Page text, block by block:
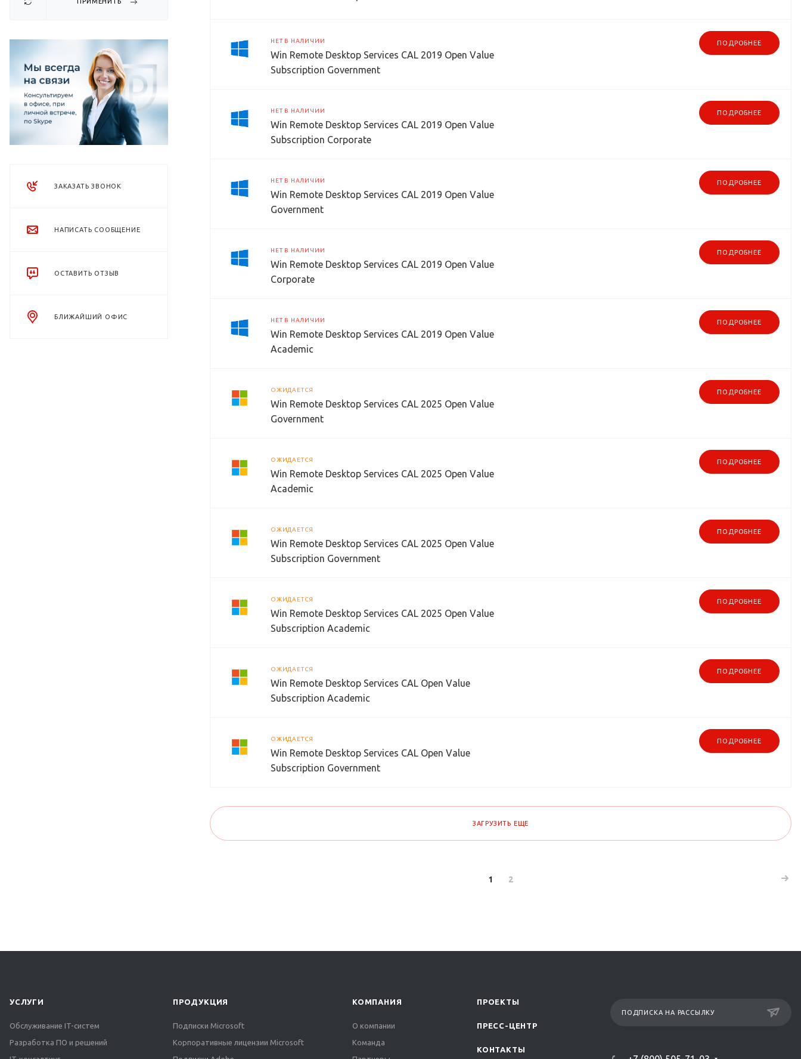
ЗАКАЗАТЬ ЗВОНОК
НАПИСАТЬ СООБЩЕНИЕ
ОСТАВИТЬ ОТЗЫВ
БЛИЖАЙШИЙ ОФИС
НЕТ В НАЛИЧИИ
Win Remote Desktop Services CAL 2019 Open Value
Subscription Government
ПОДРОБНЕЕ
НЕТ В НАЛИЧИИ
Win Remote Desktop Services CAL 2019 Open Value
Subscription Corporate
ПОДРОБНЕЕ
НЕТ В НАЛИЧИИ
Win Remote Desktop Services CAL 2019 Open Value
Government
ПОДРОБНЕЕ
НЕТ В НАЛИЧИИ
Win Remote Desktop Services CAL 2019 Open Value
Corporate
ПОДРОБНЕЕ
НЕТ В НАЛИЧИИ
Win Remote Desktop Services CAL 2019 Open Value
Academic
ПОДРОБНЕЕ
ОЖИДАЕТСЯ
Win Remote Desktop Services CAL 2025 Open Value
Government
ПОДРОБНЕЕ
ОЖИДАЕТСЯ
Win Remote Desktop Services CAL 2025 Open Value
Academic
ПОДРОБНЕЕ
ОЖИДАЕТСЯ
Win Remote Desktop Services CAL 2025 Open Value
Subscription Government
ПОДРОБНЕЕ
ОЖИДАЕТСЯ
Win Remote Desktop Services CAL 2025 Open Value
Subscription Academic
ПОДРОБНЕЕ
ОЖИДАЕТСЯ
Win Remote Desktop Services CAL Open Value
Subscription Academic
ПОДРОБНЕЕ
ОЖИДАЕТСЯ
Win Remote Desktop Services CAL Open Value
Subscription Government
ПОДРОБНЕЕ
ЗАГРУЗИТЬ ЕЩЕ
1 2
УСЛУГИ
Обслуживание IT-систем
Разработка ПО и решений
ПРОДУКЦИЯ
Подписки Microsoft
Корпоративные лицензии Microsoft
КОМПАНИЯ
О компании
Команда
ПРОЕКТЫ
ПРЕСС-ЦЕНТР
КОНТАКТЫ
ПОДПИСКА НА РАССЫЛКУ